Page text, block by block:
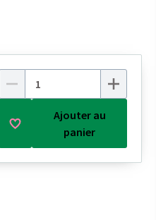
Ajouter au
panier